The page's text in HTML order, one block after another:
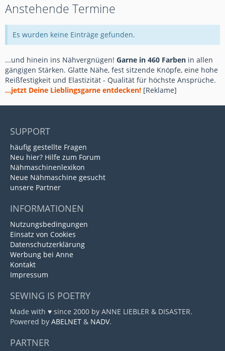
Anstehende Termine
Es wurden keine Einträge gefunden.
...und hinein ins Nähvergnügen! Garne in 460 Farben in allen
gängigen Stärken. Glatte Nähe, fest sitzende Knöpfe, eine hohe
Reißfestigkeit und Elastizität - Qualität für höchste Ansprüche.
...jetzt Deine Lieblingsgarne entdecken! [Reklame]
SUPPORT
häufig gestellte Fragen
Neu hier? Hilfe zum Forum
Nähmaschinenlexikon
Neue Nähmaschine gesucht
unsere Partner
INFORMATIONEN
Nutzungsbedingungen
Einsatz von Cookies
Datenschutzerklärung
Werbung bei Anne
Kontakt
Impressum
SEWING IS POETRY
Made with ♥ since 2000 by ANNE LIEBLER & DISASTER.
Powered by ABELNET & NADV.
PARTNER